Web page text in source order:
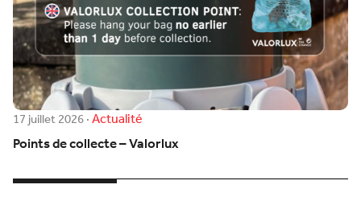
17 juillet 2026·Actualité
Points de collecte – Valorlux